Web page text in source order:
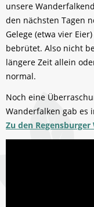
unsere
den nächsten Tagen
Gelege (etwa vier
bebrütet. Also nicht
längere Zeit allein
normal.
Noch eine
Wanderfalken gab es
Zu den